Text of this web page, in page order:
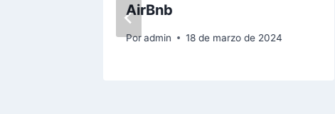
AirBnb
Poradmin 18 de marzo de 2024